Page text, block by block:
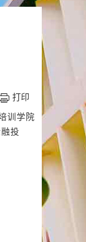
打印
训学院
投